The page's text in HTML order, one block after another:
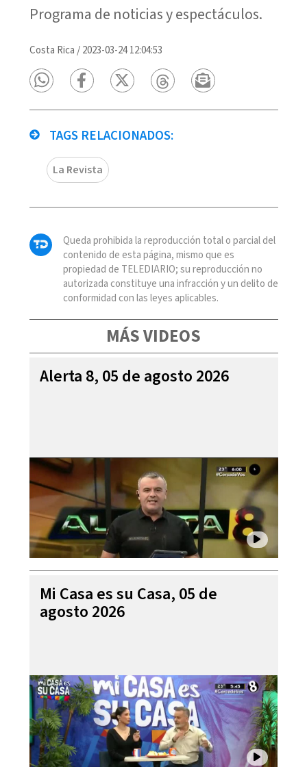
Programa de noticias y espectáculos.
Costa Rica /2023-03-24 12:04:53
TAGS RELACIONADOS:
La Revista
Queda prohibida la reproducción total o parcial del
contenido de esta página, mismo que es
propiedad de TELEDIARIO; su reproducción no
autorizada constituye una infracción y un delito de
conformidad con las leyes aplicables.
MÁS VIDEOS
Alerta 8, 05 de agosto 2026
Mi Casa es su Casa, 05 de
agosto 2026